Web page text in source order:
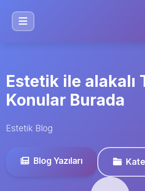
Estetik ile alakalı
Konular Burada
Estetik Blog
Blog Yazıları